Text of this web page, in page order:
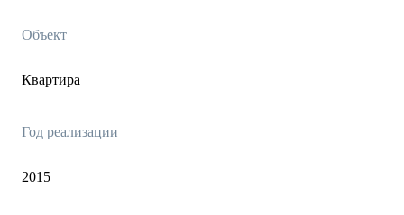
Объект
Квартира
Год реализации
2015